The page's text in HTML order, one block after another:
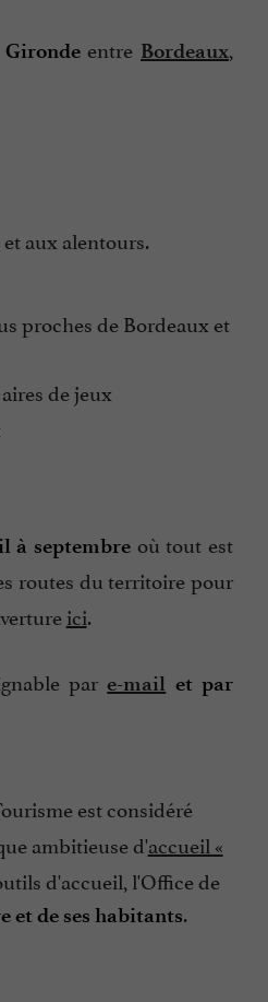
Gironde entre Bordeaux,
et aux alentours.
proches de Bordeaux et
de jeux
à septembreoù tout est
routes du territoire pour
ici.
pare-mail et par
est considéré
ambitieuse d'accueil «
d'accueil, l'Office de
et de ses habitants.